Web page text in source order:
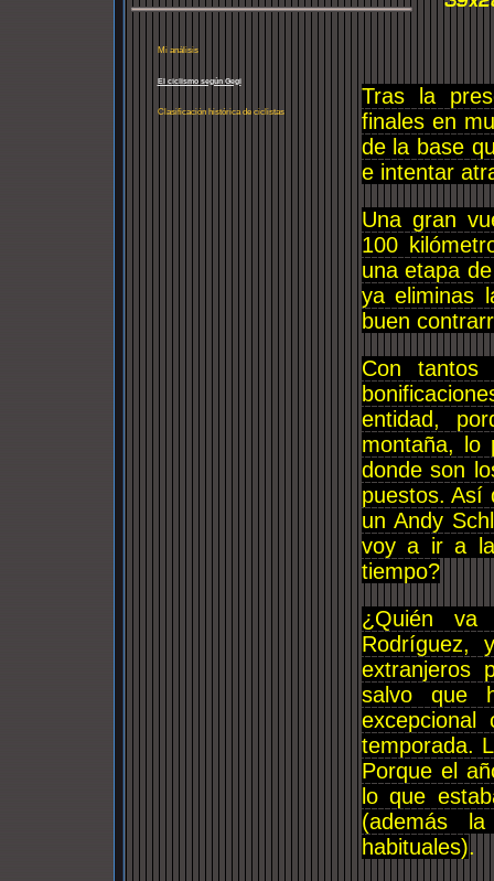
Mi análisis
El ciclismo según Gegi
Clasificación histórica de ciclistas
Tras la
finales en
de la base
e intentar
Una gran
100
una etapa
ya eliminas
buen
Con
entidad,
montaña,
donde son
puestos. Así
un Andy
voy a ir a
tiempo?
¿Quién
Rodríguez,
extranjeros
salvo que
temporada.
Porque el
lo que
(además
habituales).